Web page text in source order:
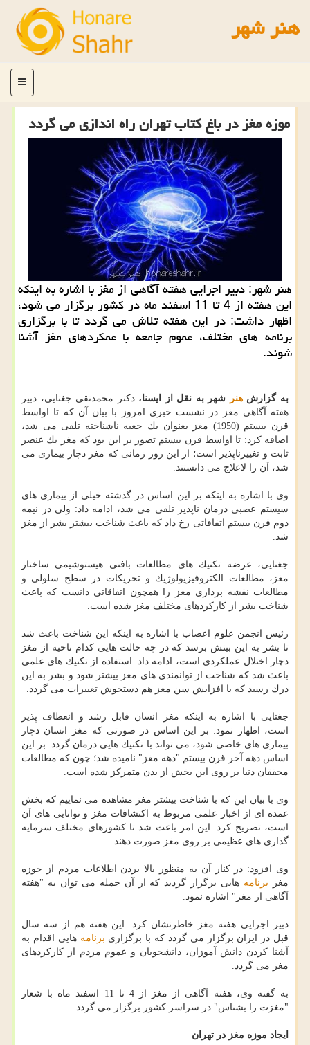
هنر شهر
منو
موزه مغز در باغ كتاب تهران راه اندازی می گردد
هنر شهر: دبیر اجرایی هفته آگاهی از مغز با اشاره به اینكه
این هفته از 4 تا 11 اسفند ماه در كشور برگزار می شود،
اظهار داشت: در این هفته تلاش می گردد تا با برگزاری
برنامه های مختلف، عموم جامعه با عمكردهای مغز آشنا
شوند.
به گزارشهنر شهر به نقل از ایسنا،دكتر محمدتقی جغتایی، دبیر
هفته آگاهی مغز در نشست خبری امروز با بیان آن كه تا اواسط
قرن بیستم (1950) مغز بعنوان یك جعبه ناشناخته تلقی می شد،
اضافه كرد: تا اواسط قرن بیستم تصور بر این بود كه مغز یك عنصر
ثابت و تغییرناپذیر است؛ از این روز زمانی كه مغز دچار بیماری می
شد، آن را لاعلاج می دانستند.
وی با اشاره به اینكه بر این اساس در گذشته خیلی از بیماری های
سیستم عصبی درمان ناپذیر تلقی می شد، ادامه داد: ولی در نیمه
دوم قرن بیستم اتفاقاتی رخ داد كه باعث شناخت بیشتر بشر از مغز
شد.
جغتایی، عرضه تكنیك های مطالعات بافتی هیستوشیمی ساختار
مغز، مطالعات الكتروفیزیولوژیك و تحریكات در سطح سلولی و
مطالعات نقشه برداری مغز را همچون اتفاقاتی دانست كه باعث
شناخت بشر از كاركردهای مختلف مغز شده است.
رئیس انجمن علوم اعصاب با اشاره به اینكه این شناخت باعث شد
تا بشر به این بینش برسد كه در چه حالت هایی كدام ناحیه از مغز
دچار اختلال عملكردی است، ادامه داد: استفاده از تكنیك های علمی
باعث شد كه شناخت از توانمندی های مغز بیشتر شود و بشر به این
درك رسید كه با افزایش سن مغز هم دستخوش تغییرات می گردد.
جغتایی با اشاره به اینكه مغز انسان قابل رشد و انعطاف پذیر
است، اظهار نمود: بر این اساس در صورتی كه مغز انسان دچار
بیماری های خاصی شود، می تواند با تكنیك هایی درمان گردد. بر این
اساس دهه آخر قرن بیستم "دهه مغز" نامیده شد؛ چون كه مطالعات
محققان دنیا بر روی این بخش از بدن متمركز شده است.
وی با بیان این كه با شناخت بیشتر مغز مشاهده می نماییم كه بخش
عمده ای از اخبار علمی مربوط به اكتشافات مغز و توانایی های آن
است، تصریح كرد: این امر باعث شد تا كشورهای مختلف سرمایه
گذاری های عظیمی بر روی مغز صورت دهند.
وی افزود: در كنار آن به منظور بالا بردن اطلاعات مردم از حوزه
مغز برنامه هایی برگزار گردید كه از آن جمله می توان به "هفته
آگاهی از مغز" اشاره نمود.
دبیر اجرایی هفته مغز خاطرنشان كرد: این هفته هم از سه سال
قبل در ایران برگزار می گردد كه با برگزاری برنامه هایی اقدام به
آشنا كردن دانش آموزان، دانشجویان و عموم مردم از كاركردهای
مغز می گردد.
به گفته وی، هفته آگاهی از مغز از 4 تا 11 اسفند ماه با شعار
"مغزت را بشناس" در سراسر كشور برگزار می گردد.
ایجاد موزه مغز در تهران